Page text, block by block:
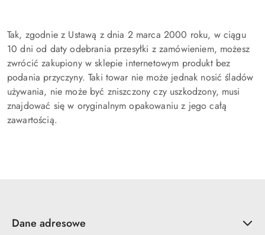
Tak, zgodnie z Ustawą z dnia 2 marca 2000 roku, w ciągu
10 dni od daty odebrania przesyłki z zamówieniem, możesz
zwrócić zakupiony w sklepie internetowym produkt bez
podania przyczyny. Taki towar nie może jednak nosić śladów
używania, nie może być zniszczony czy uszkodzony, musi
znajdować się w oryginalnym opakowaniu z jego całą
zawartością.
Dane adresowe